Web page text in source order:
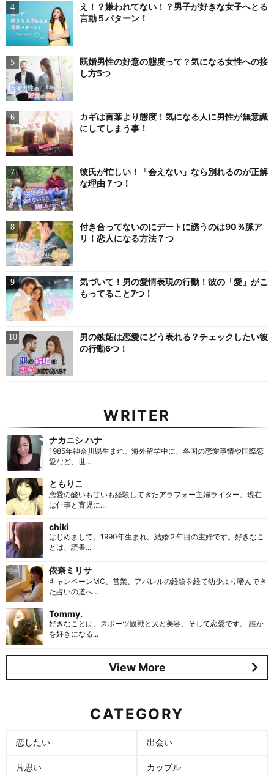
え！？嫌われてない！？男子が好きな女子へとる
言動５パターン！
既婚男性の好意の態度って？気になる女性への接
し方5つ
カギは言葉より態度！気になる人に男性が無意識
にしてしまう事！
彼氏が忙しい！「会えない」なら別れるのが正解
な理由７つ！
付き合ってないのにデートに誘うのは90％脈ア
リ！恋人になる方法７つ
気づいて！男の愛情表現の行動！彼の「愛」がこ
もってること7つ！
男の嫉妬は恋愛にどう表れる？チェックしたい彼
の行動6つ！
WRITER
ナカニシ ハナ
1985年神奈川県生まれ。海外留学中に、各国の恋愛事情や国際恋
愛など、世...
ともりこ
恋愛の酸いも甘いも経験してきたアラフォー主婦ライター。現在
は仕事と育児に...
chiki
はじめまして。1990年生まれ。結婚２年目の主婦です。好きなこ
とは、読書...
依奈ミリサ
キャンペーンMC、営業、アパレルの経験を経て幼少より嗜んでき
た占いの道へ...
Tommy.
好きなことは、スポーツ観戦と犬と美容、そして恋愛です。 誰か
を好きになる...
View More
CATEGORY
恋したい 出会い
片思い カップル